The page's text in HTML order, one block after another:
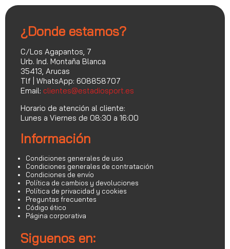
¿Donde estamos?
C/Los Agapantos, 7
Urb. Ind. Montaña Blanca
35413, Arucas
Tlf | WhatsApp: 608858707
Email: clientes@estadiosport.es
Horario de atención al cliente:
Lunes a Viernes de 08:30 a 16:00
Información
Condiciones generales de uso
Condiciones generales de contratación
Condiciones de envío
Política de cambios y devoluciones
Política de privacidad y cookies
Preguntas frecuentes
Código ético
Página corporativa
Siguenos en: